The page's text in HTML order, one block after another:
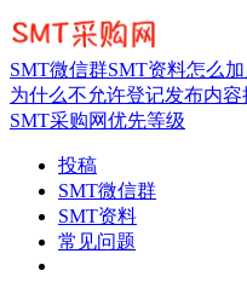
SMT微信群SMT资料怎么
为什么不允许登记发布内
SMT采购网优先等级
投稿
SMT微信群
SMT资料
常见问题